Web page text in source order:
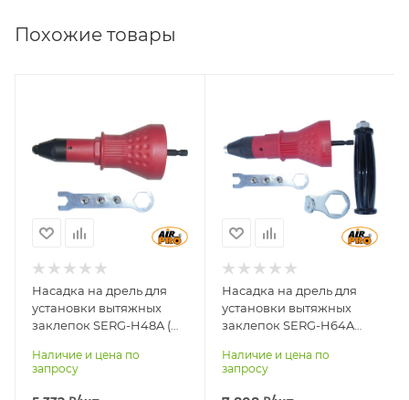
Похожие товары
2,4 - 4,8
Насадка на дрель для
установки вытяжных
заклепок SERG-H48A (
Наличие и цена по
запросу
3,2 - 6,4
Насадка на дрель для
установки вытяжных
заклепок SERG-H64A
Наличие и цена по
запросу